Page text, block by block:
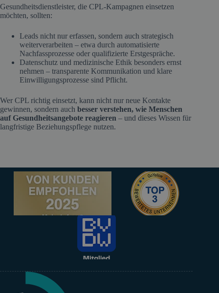
Gesundheitsdienstleister, die CPL-Kampagnen einsetzen
möchten, sollten:
Leads nicht nur erfassen, sondern auch strategisch
weiterverarbeiten – etwa durch automatisierte
Nachfassprozesse oder qualifizierte Erstgespräche.
Datenschutz und medizinische Ethik besonders ernst
nehmen – transparente Kommunikation und klare
Einwilligungsprozesse sind Pflicht.
Wer CPL richtig einsetzt, kann nicht nur neue Kontakte
gewinnen, sondern auch besser verstehen, wie Menschen
auf Gesundheitsangebote reagieren – und dieses Wissen für
langfristige Beziehungspflege nutzen.